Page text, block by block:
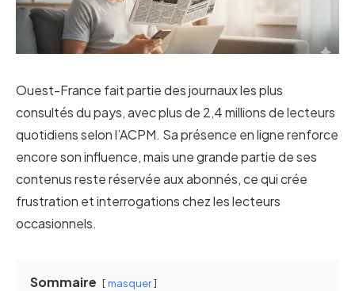
Ouest-France fait partie des journaux les plus
consultés du pays, avec plus de 2,4 millions de lecteurs
quotidiens selon l’ACPM. Sa présence en ligne renforce
encore son influence, mais une grande partie de ses
contenus reste réservée aux abonnés, ce qui crée
frustration et interrogations chez les lecteurs
occasionnels.
Sommaire masquer